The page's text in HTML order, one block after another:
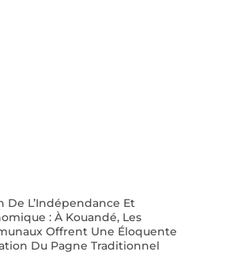
De L’Indépendance Et
: À Kouandé, Les
Offrent Une Éloquente
Du Pagne Traditionnel